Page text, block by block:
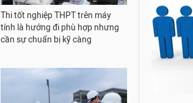
Thi tốt nghiệp THPT trên máy
tính là hướng đi phù hợp nhưng
cần sự chuẩn bị kỹ càng